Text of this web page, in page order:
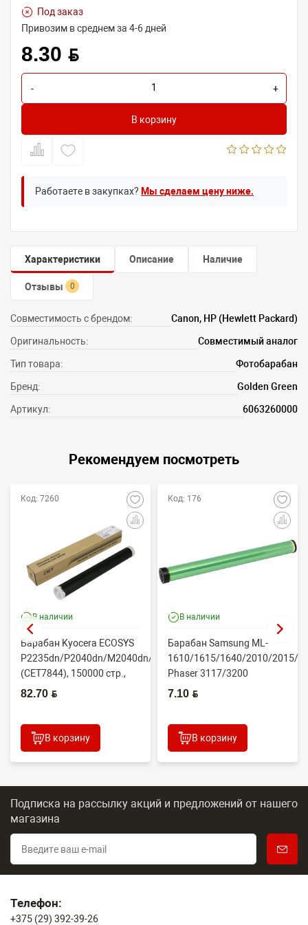
Под заказ
Привозим в среднем за 4-6 дней
8.30 BYN
- +
В корзину
Работаете в закупках? Мы сделаем цену ниже.
Характеристики Описание Наличие
Отзывы 0
Совместимость с брендом: Canon, HP (Hewlett Packard)
Оригинальность: Совместимый аналог
Тип товара: Фотобарабан
Бренд: Golden Green
Артикул: 6063260000
Рекомендуем посмотреть
Код: 7260
В наличии
Барабан Kyocera ECOSYS
P2235dn/P2040dn/M2040dn/M2540dw
(CET7844), 150000 стр.,
Япония
82.70 BYN
В корзину
Код: 176
В наличии
Барабан Samsung ML-
1610/1615/1640/2010/2015/
Phaser 3117/3200
(CONTENT)
7.10 BYN
В корзину
Подписка на рассылку акций и предложений от нашего
магазина
Телефон:
+375 (29) 392-39-26